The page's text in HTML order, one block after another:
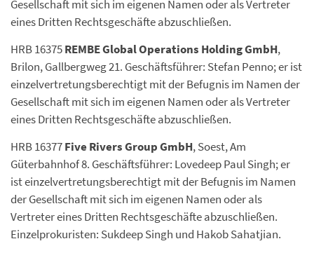
Gesellschaft mit sich im eigenen Namen oder als Vertreter
eines Dritten Rechtsgeschäfte abzuschließen.
HRB 16375REMBE Global Operations Holding GmbH,
Brilon, Gallbergweg 21. Geschäftsführer: Stefan Penno; er ist
einzelvertretungsberechtigt mit der Befugnis im Namen der
Gesellschaft mit sich im eigenen Namen oder als Vertreter
eines Dritten Rechtsgeschäfte abzuschließen.
HRB 16377Five Rivers Group GmbH, Soest, Am
Güterbahnhof 8. Geschäftsführer: Lovedeep Paul Singh; er
ist einzelvertretungsberechtigt mit der Befugnis im Namen
der Gesellschaft mit sich im eigenen Namen oder als
Vertreter eines Dritten Rechtsgeschäfte abzuschließen.
Einzelprokuristen: Sukdeep Singh und Hakob Sahatjian.